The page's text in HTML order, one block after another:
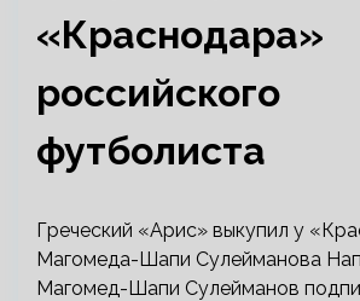
«Краснодара»
российского
футболиста
Греческий «Арис» выкупил у
Магомеда-Шапи Сулейманова
Магомед-Шапи Сулейманов